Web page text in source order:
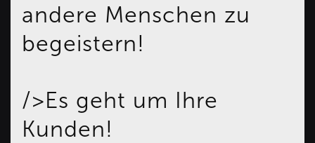
andere Menschen zu
begeistern!
/>Es geht um Ihre
Kunden!